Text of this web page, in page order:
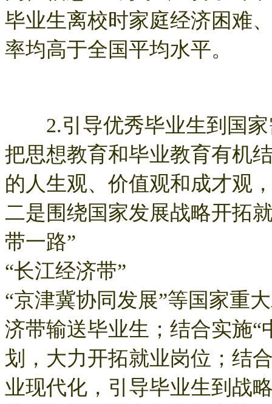
毕业生离校时家庭经济困难
率均高于全国平均水平。
2.引导优秀毕业生到国家
把思想教育和毕业教育有机
的人生观、价值观和成才观
二是围绕国家发展战略开拓
带一路”
“长江经济带”
“京津冀协同发展”等国家重
济带输送毕业生；结合实施“
划，大力开拓就业岗位；结
业现代化，引导毕业生到战